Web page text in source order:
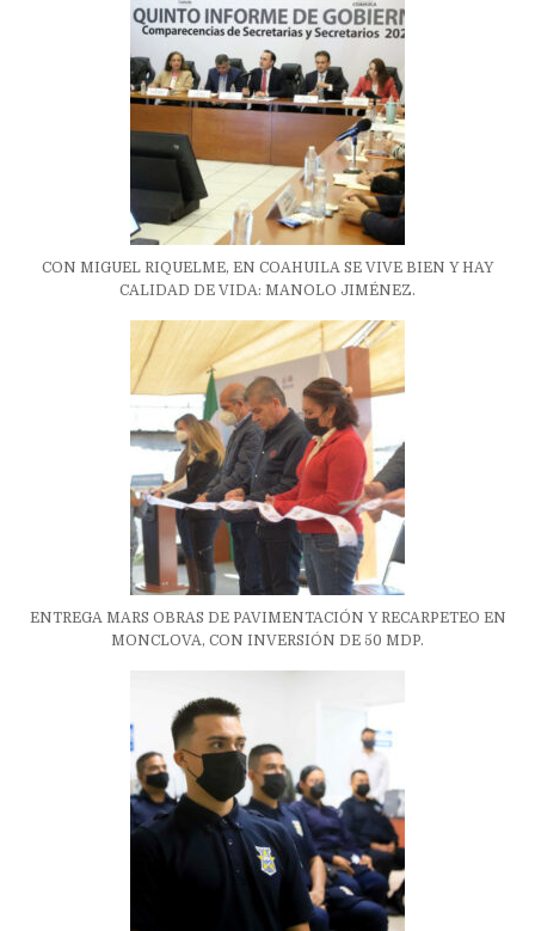
CON MIGUEL RIQUELME, EN COAHUILA SE VIVE BIEN Y HAY
CALIDAD DE VIDA: MANOLO JIMÉNEZ.
ENTREGA MARS OBRAS DE PAVIMENTACIÓN Y RECARPETEO EN
MONCLOVA, CON INVERSIÓN DE 50 MDP.